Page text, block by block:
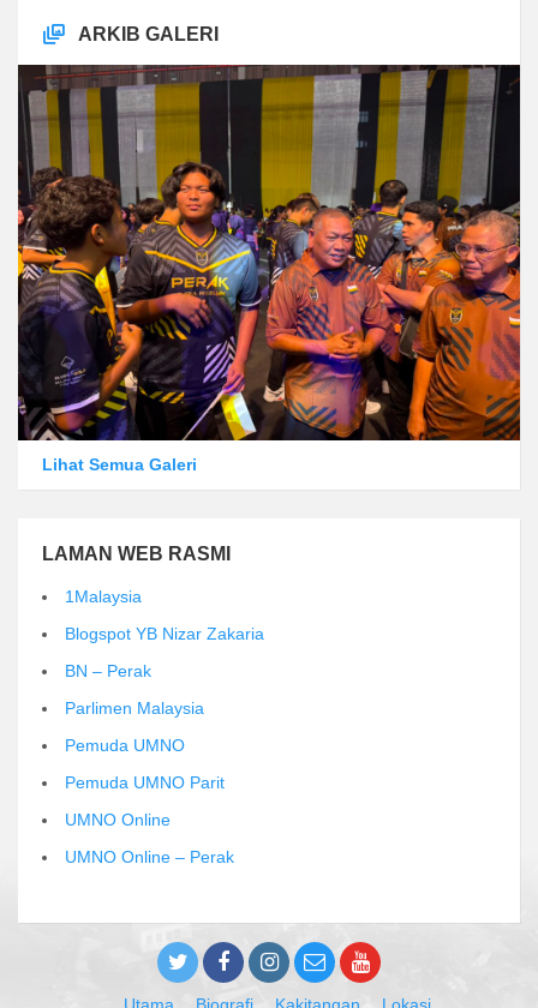
ARKIB GALERI
Lihat Semua Galeri
LAMAN WEB RASMI
1Malaysia
Blogspot YB Nizar Zakaria
BN – Perak
Parlimen Malaysia
Pemuda UMNO
Pemuda UMNO Parit
UMNO Online
UMNO Online – Perak